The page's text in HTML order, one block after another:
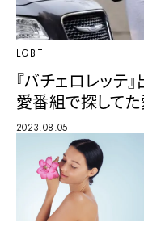
LGBT
『バチェロレッテ
愛番組で探してた
2023.08.05